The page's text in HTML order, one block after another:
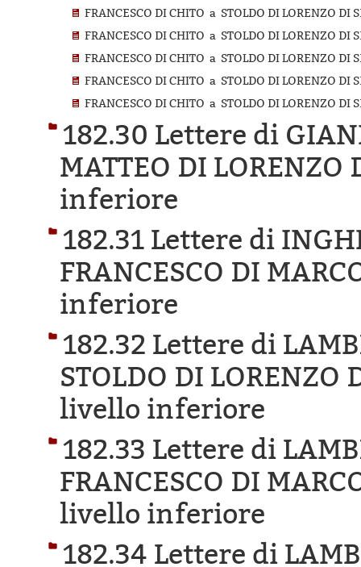
FRANCESCO DI CHITO a STOLDO DI LORENZO DI
FRANCESCO DI CHITO a STOLDO DI LORENZO DI
FRANCESCO DI CHITO a STOLDO DI LORENZO DI
FRANCESCO DI CHITO a STOLDO DI LORENZO DI
FRANCESCO DI CHITO a STOLDO DI LORENZO DI
182.30 Lettere di
MATTEO DI LORENZO
inferiore
182.31 Lettere di
FRANCESCO DI
inferiore
182.32 Lettere di
STOLDO DI LORENZO
livello inferiore
182.33 Lettere di
FRANCESCO DI
livello inferiore
182.34 Lettere di